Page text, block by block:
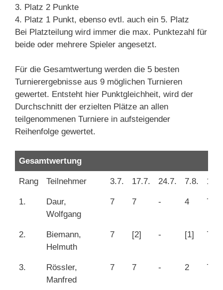
3. Platz 2 Punkte
4. Platz 1 Punkt, ebenso evtl. auch ein 5. Platz
Bei Platzteilung wird immer die max. Punktezahl für
beide oder mehrere Spieler angesetzt.
Für die Gesamtwertung werden die 5 besten
Turnierergebnisse aus 9 möglichen Turnieren
gewertet. Entsteht hier Punktgleichheit, wird der
Durchschnitt der erzielten Plätze an allen
teilgenommenen Turniere in aufsteigender
Reihenfolge gewertet.
Gesamtwertung
Rang Teilnehmer 3.7. 17.7. 24.7. 7.8.
1.
Daur,
Wolfgang
7 7 - 4 7
2.
Biemann,
Helmuth
7 [2] - [1] 7
3.
Rössler,
Manfred
7 7 - 2 7